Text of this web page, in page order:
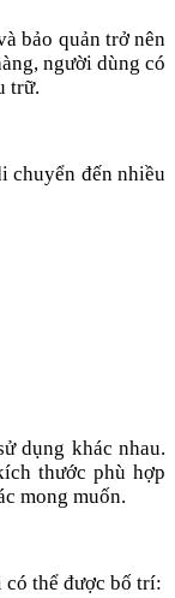
bảo quản trở nên
người dùng có
trữ.
chuyển đến nhiều
dụng khác nhau.
thước phù hợp
mong muốn.
thể được bố trí: